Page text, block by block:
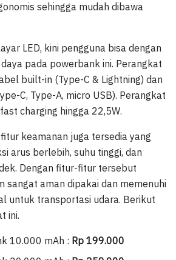
sehingga mudah dibawa
LED, kini pengguna bisa dengan
pada powerbank ini. Perangkat
built-in (Type-C & Lightning) dan
C, Type-A, micro USB). Perangkat
charging hingga 22,5W.
keamanan juga tersedia yang
arus berlebih, suhu tinggi, dan
Dengan fitur-fitur tersebut
sangat aman dipakai dan memenuhi
untuk transportasi udara. Berikut
ini.
10.000 mAh : Rp 199.000